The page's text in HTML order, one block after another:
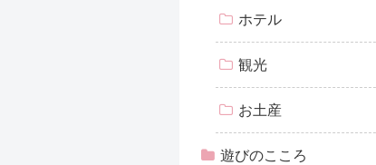
ホテル
観光
お土産
遊びのこころ